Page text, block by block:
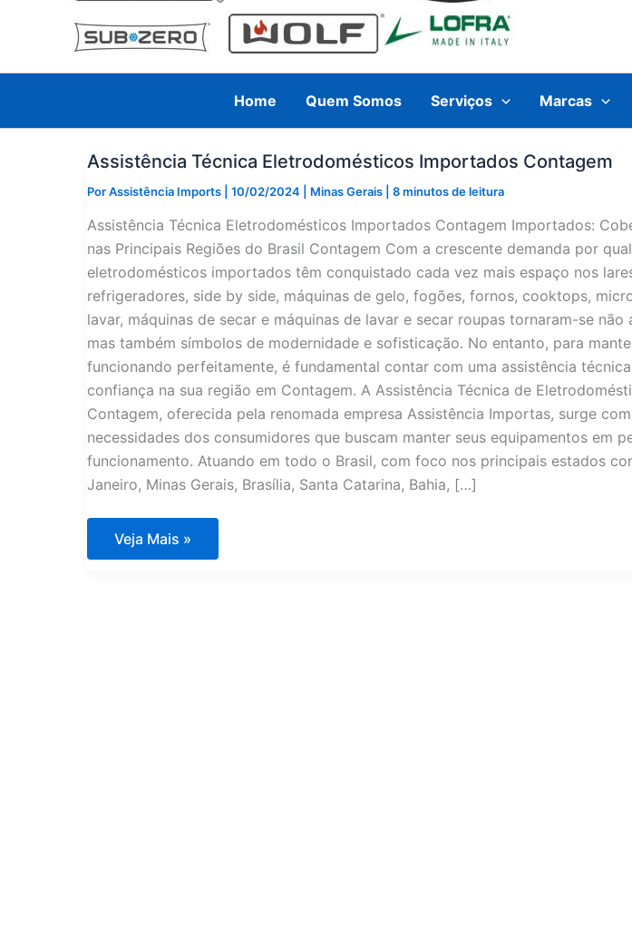
Home Quem Somos Serviços Marcas
Assistência Técnica Eletrodomésticos Importados Contagem
PorAssistência Imports 10/02/2024 Minas Gerais 8 minutos de leitura
Assistência Técnica Eletrodomésticos Importados Contagem Importados:
nas Principais Regiões do Brasil Contagem Com a crescente demanda por
eletrodomésticos importados têm conquistado cada vez mais espaço nos
refrigeradores, side by side, máquinas de gelo, fogões, fornos, cooktops,
lavar, máquinas de secar e máquinas de lavar e secar roupas tornaram-se não
mas também símbolos de modernidade e sofisticação. No entanto, para
funcionando perfeitamente, é fundamental contar com uma assistência
confiança na sua região em Contagem. A Assistência Técnica de
Contagem, oferecida pela renomada empresa Assistência Importas, surge
necessidades dos consumidores que buscam manter seus equipamentos em
funcionamento. Atuando em todo o Brasil, com foco nos principais estados
Janeiro, Minas Gerais, Brasília, Santa Catarina, Bahia, […]
Assistência
Técnica
Veja Mais »